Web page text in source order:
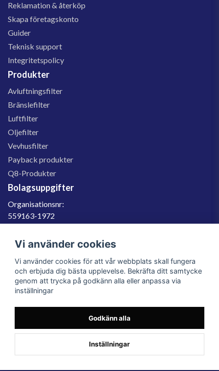
Reklamation & återköp
Skapa företagskonto
Guider
Teknisk support
Integritetspolicy
Produkter
Avluftningsfilter
Bränslefilter
Luftfilter
Oljefilter
Vevhusfilter
Payback produkter
Q8-Produkter
Bolagsuppgifter
Organisationsnr:
559163-1972
SE559163197201
060-566 800
info@filter.se
559163-1972
© 2023 Filter.se, All rights reserved.
Vi använder cookies
Vi använder cookies för att vår webbplats skall fungera
och erbjuda dig bästa upplevelse. Bekräfta ditt samtycke
genom att trycka på godkänn alla eller anpassa via
inställningar
Godkänn alla
Inställningar